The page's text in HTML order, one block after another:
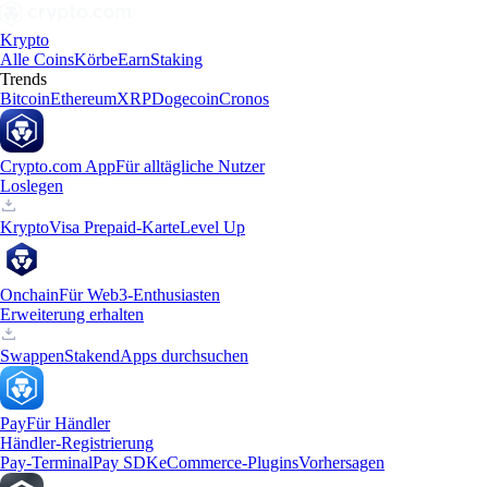
Krypto
Alle CoinsKörbeEarnStaking
Trends
BitcoinEthereumXRPDogecoinCronos
Crypto.com AppFür alltägliche Nutzer
Loslegen
KryptoVisa Prepaid-KarteLevel Up
OnchainFür Web3-Enthusiasten
Erweiterung erhalten
SwappenStakendApps durchsuchen
PayFür Händler
Händler-Registrierung
Pay-TerminalPay SDKeCommerce-PluginsVorhersagen